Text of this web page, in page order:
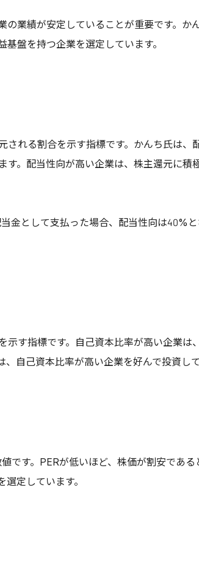
業績が安定していることが重要です。か
盤を持つ企業を選定しています。
れる割合を示す指標です。かんち氏は、
。配当性向が高い企業は、株主還元に積
金として支払った場合、配当性向は40%と
す指標です。自己資本比率が高い企業は
自己資本比率が高い企業を好んで投資して
です。PERが低いほど、株価が割安である
定しています。